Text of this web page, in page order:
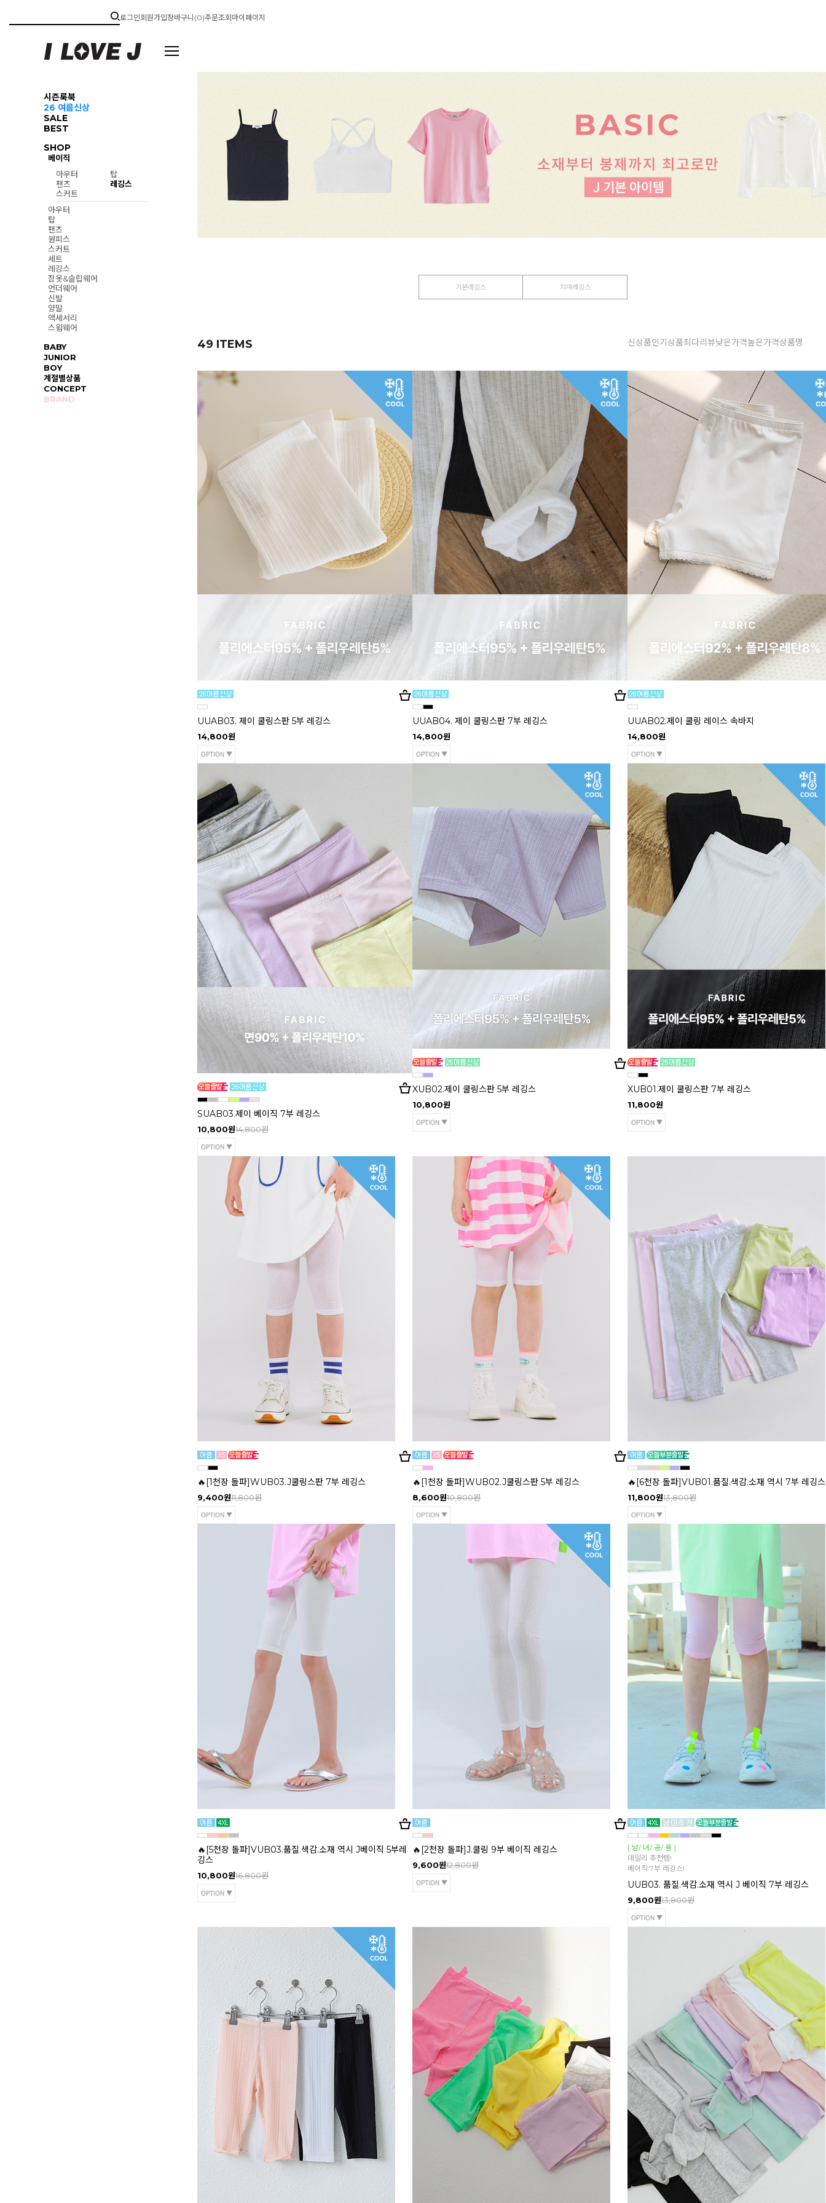
로그인회원가입장바구니(0)주문조회마이페이지
시즌룩북
26 여름신상
SALE
BEST
SHOP
베이직
아우터
탑
팬츠
레깅스
스커트
아우터
탑
팬츠
원피스
스커트
세트
레깅스
잠옷&슬립웨어
언더웨어
신발
양말
액세서리
스윔웨어
BABY
JUNIOR
BOY
계절별상품
CONCEPT
BRAND
기본레깅스 치마레깅스
49 ITEMS 신상품인기상품최다리뷰낮은가격높은가격상품명
UUAB03. 제이 쿨링스판 5부 레깅스
14,800원
UUAB04. 제이 쿨링스판 7부 레깅스
14,800원
UUAB02.제이 쿨링 레이스 속바지
14,800원
SUAB03.제이 베이직 7부 레깅스
10,800원14,800원
XUB02.제이 쿨링스판 5부 레깅스
10,800원
XUB01.제이 쿨링스판 7부 레깅스
11,800원
🔥[1천장 돌파]WUB03.J쿨링스판 7부 레깅스
9,400원11,800원
🔥[1천장 돌파]WUB02.J쿨링스판 5부 레깅스
8,600원10,800원
🔥[6천장 돌파]VUB01.품질.색감.소재 역시 7부 레깅스
11,800원13,800원
🔥[5천장 돌파]VUB03.품질.색감.소재 역시 J베이직 5부레
깅스
10,800원16,800원
🔥[2천장 돌파]J.쿨링 9부 베이직 레깅스
9,600원12,800원
[ 남/ 녀/ 공/ 용 ]
데일리 추천템!
베이직 7부 레깅스!
UUB03. 품질.색감.소재 역시 J 베이직 7부 레깅스
9,800원13,800원